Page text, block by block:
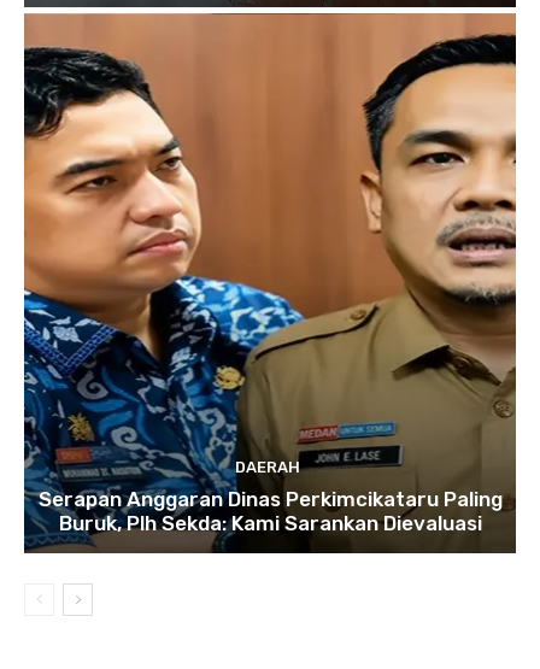
DAERAH
Serapan Anggaran Dinas Perkimcikataru Paling
Buruk, Plh Sekda: Kami Sarankan Dievaluasi